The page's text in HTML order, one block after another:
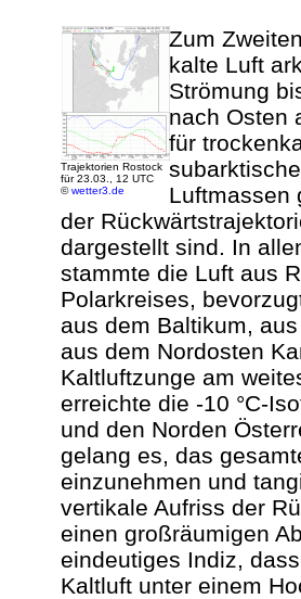
Trajektorien Rostock
für 23.03., 12 UTC
©wetter3.de
Zum
kalte Luft
Strömung
nach Osten
für
Luftmassen
der
dargestellt sind. In
stammte die Luft aus
Polarkreises,
aus dem Baltikum,
aus dem Nordosten
Kaltluftzunge am
erreichte die -10 °C-
und den Norden
gelang es, das
einzunehmen und
vertikale Aufriss der
einen großräumigen
eindeutiges Indiz,
Kaltluft unter einem